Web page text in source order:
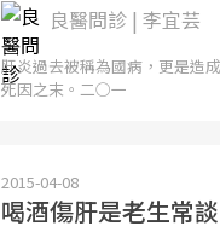
良醫問診 | 李宜芸
肝炎過去被稱為國病，更是造
死因之末。二○一
2015-04-08
喝酒傷肝是老生常